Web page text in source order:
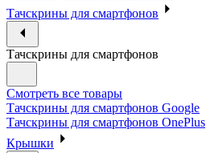
Тачскрины для смартфонов
Тачскрины для смартфонов
Смотреть все товары
Тачскрины для смартфонов Google
Тачскрины для смартфонов OnePlus
Крышки